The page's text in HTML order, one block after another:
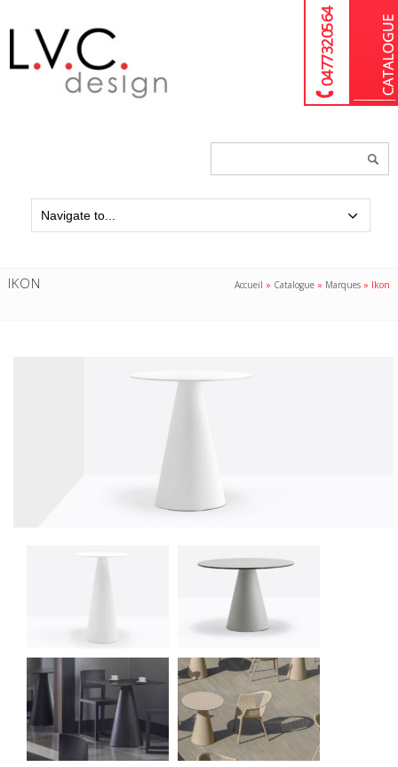
04 77 32 05 64
IKON Accueil » Catalogue » Marques » Ikon